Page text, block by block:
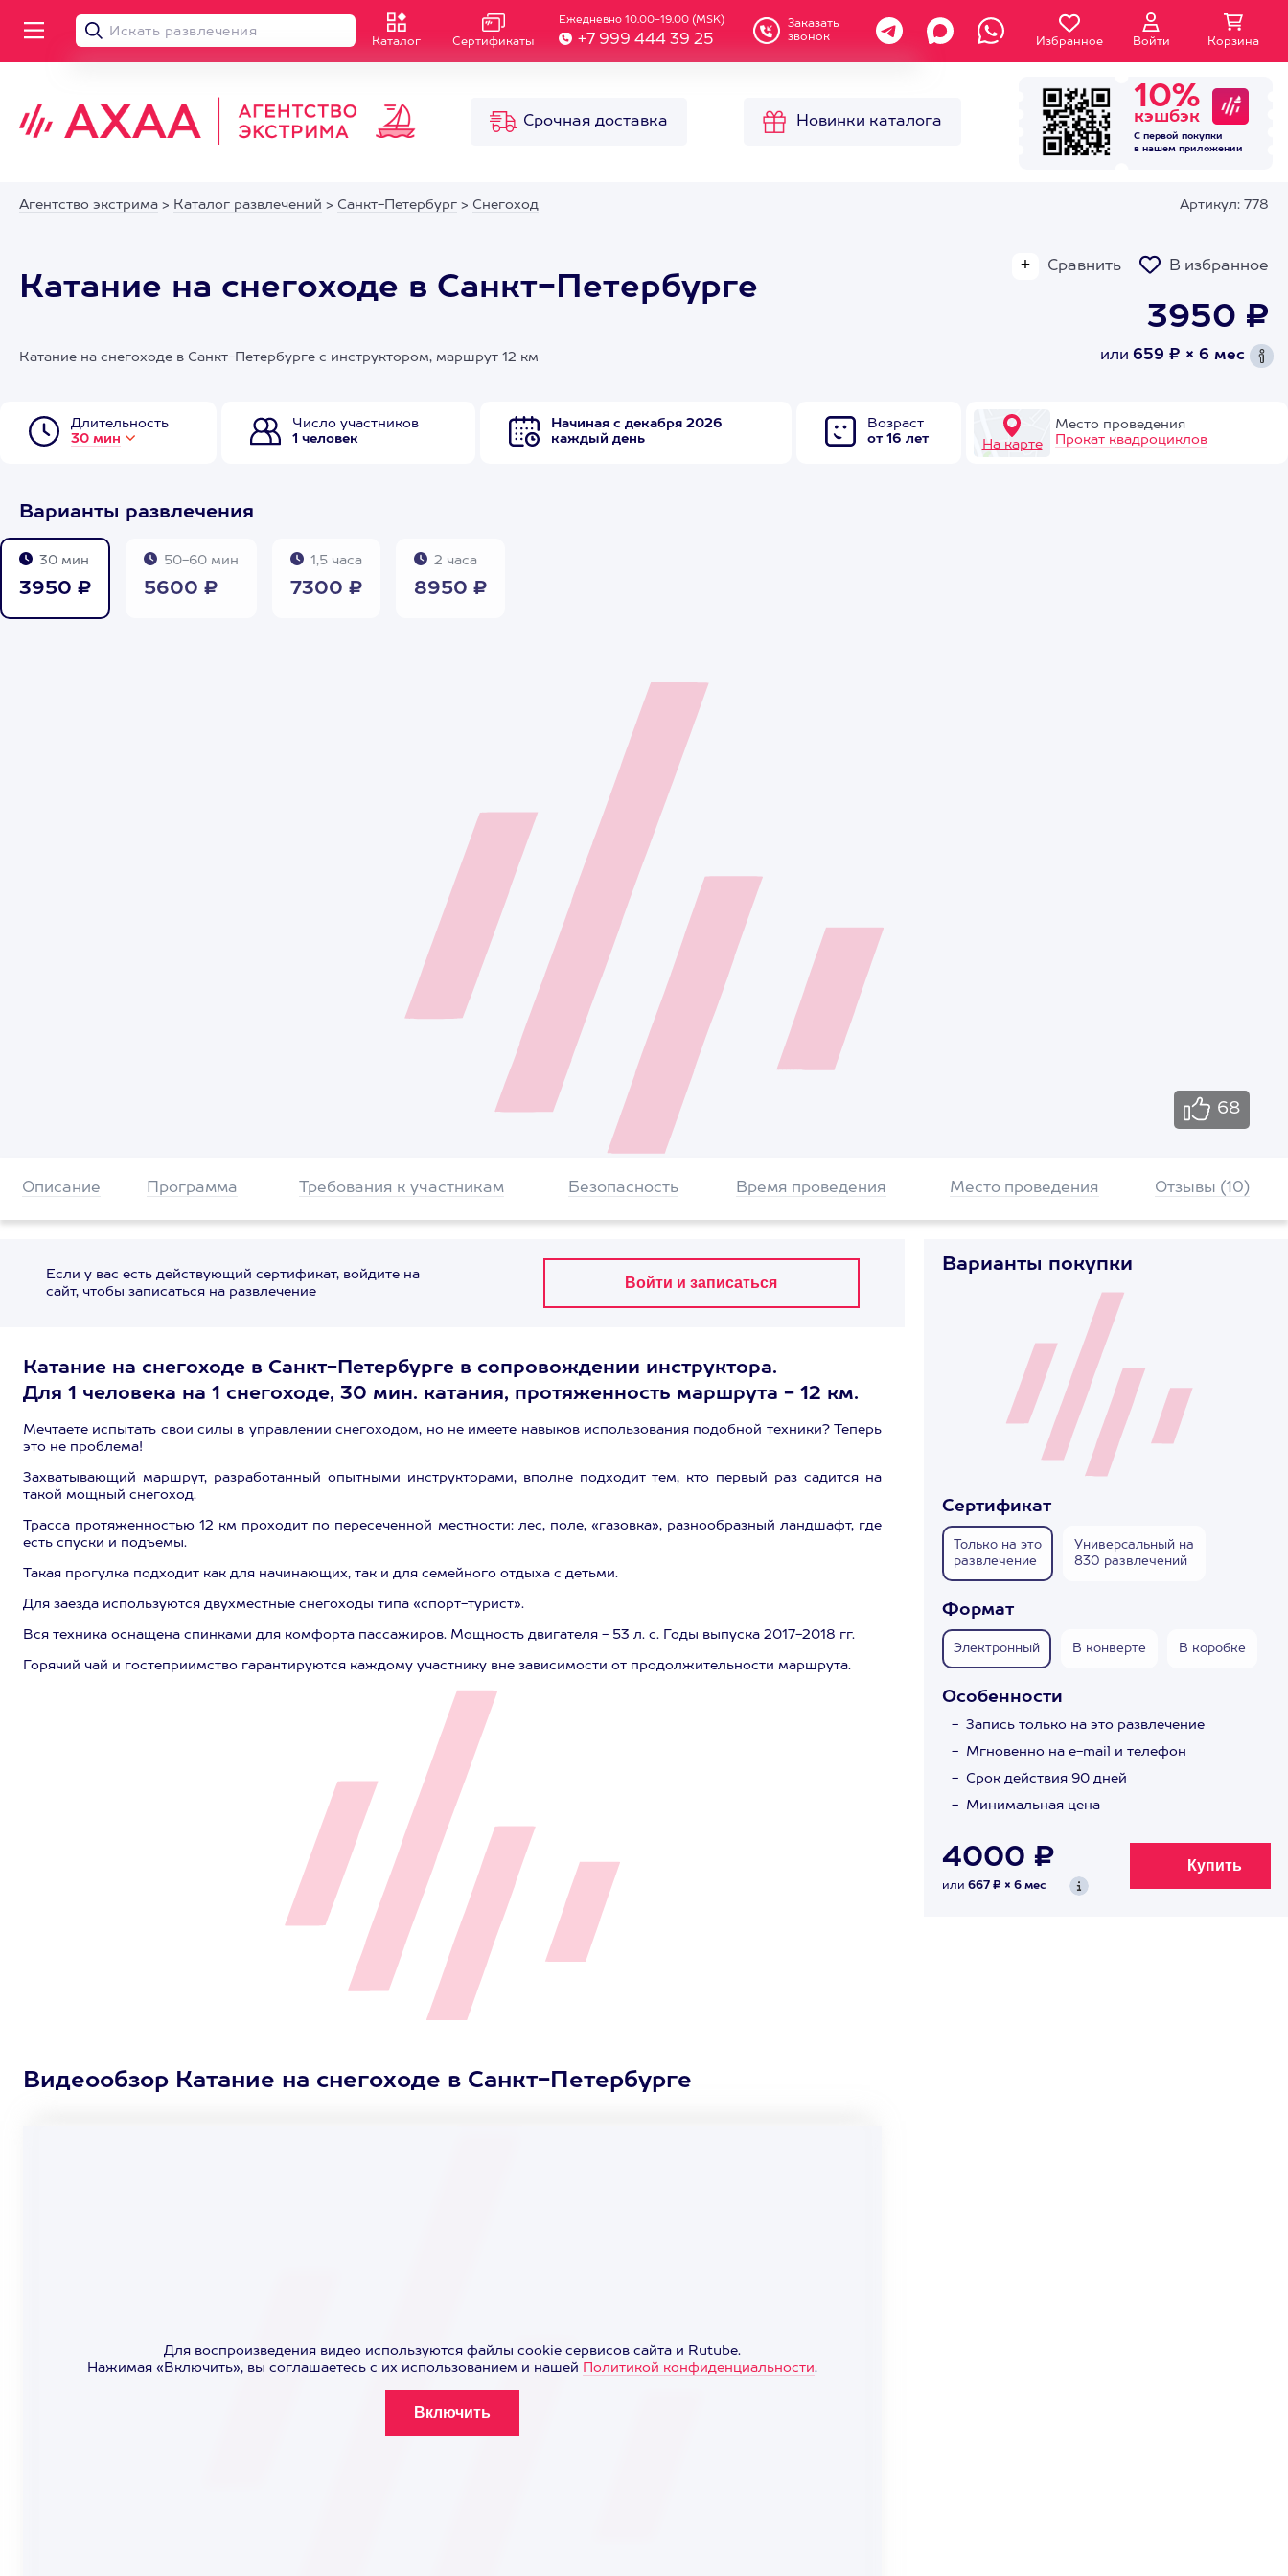
Каталог Сертификаты
Ежедневно 10.00-19.00 (MSK)
+7 999 444 39 25
Заказать
звонок
Избранное Войти Корзина
Срочная доставка Новинки каталога
10%
кэшбэк
С первой покупки
в нашем приложении
Агентство экстрима > Каталог развлечений > Санкт-Петербург > Снегоход Артикул: 778
Катание на снегоходе в Санкт-Петербурге
Сравнить В избранное
3950 ₽
или 659 ₽ × 6 мес
Катание на снегоходе в Санкт-Петербурге с инструктором, маршрут 12 км
Длительность
30 мин
Число участников
1 человек
Начиная с декабря 2026
каждый день
Возраст
от 16 лет
На карте
Место проведения
Прокат квадроциклов
Варианты развлечения
30 мин
3950 ₽
50-60 мин
5600 ₽
1,5 часа
7300 ₽
2 часа
8950 ₽
68
Описание Программа Требования к участникам Безопасность Время проведения Место проведения Отзывы (10)
Если у вас есть действующий сертификат, войдите на
сайт, чтобы записаться на развлечение
Катание на снегоходе в Санкт-Петербурге в сопровождении инструктора.
Для 1 человека на 1 снегоходе, 30 мин. катания, протяженность маршрута - 12 км.
Мечтаете испытать свои силы в управлении снегоходом, но не имеете навыков использования подобной техники? Теперь
это не проблема!
Захватывающий маршрут, разработанный опытными инструкторами, вполне подходит тем, кто первый раз садится на
такой мощный снегоход.
Трасса протяженностью 12 км проходит по пересеченной местности: лес, поле, «газовка», разнообразный ландшафт, где
есть спуски и подъемы.
Такая прогулка подходит как для начинающих, так и для семейного отдыха с детьми.
Для заезда используются двухместные снегоходы типа «cпорт-турист».
Вся техника оснащена спинками для комфорта пассажиров. Мощность двигателя - 53 л. с. Годы выпуска 2017-2018 гг.
Горячий чай и гостеприимство гарантируются каждому участнику вне зависимости от продолжительности маршрута.
Видеообзор Катание на снегоходе в Санкт-Петербурге
Для воспроизведения видео используются файлы cookie сервисов сайта и Rutube.
Нажимая «Включить», вы соглашаетесь с их использованием и нашей Политикой конфиденциальности.
Варианты покупки
Сертификат
Только на это
развлечение
Универсальный на
830 развлечений
Формат
Электронный В конверте В коробке
Особенности
Запись только на это развлечение
Мгновенно на e-mail и телефон
Срок действия 90 дней
Минимальная цена
4000 ₽
или 667 ₽ × 6 мес